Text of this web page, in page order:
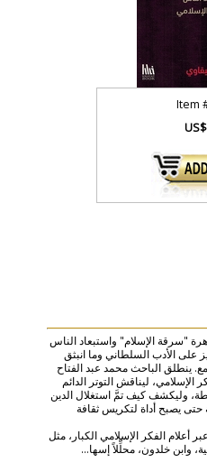
Item
"سرقة الإسلام" واستبعاد الناس
على الأدب السلطاني وما انبثق
ينطلق الباحث محمد عبد الفتاح
الإسلامي، ليناقش التوتر الدائم
وليكشف كيف تمَّ استغلال الدين
حتى يصبح أداة لتكريس ثقافة
أعلام الفكر الإسلامي الكبار، مثل
وابن خلدون، محلِّلاً إسها...